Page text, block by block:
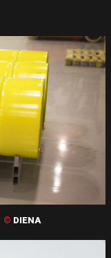
© DIENA